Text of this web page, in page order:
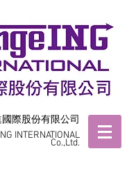
際股份有限公司
INTERNATIONAL
Co.,Ltd.